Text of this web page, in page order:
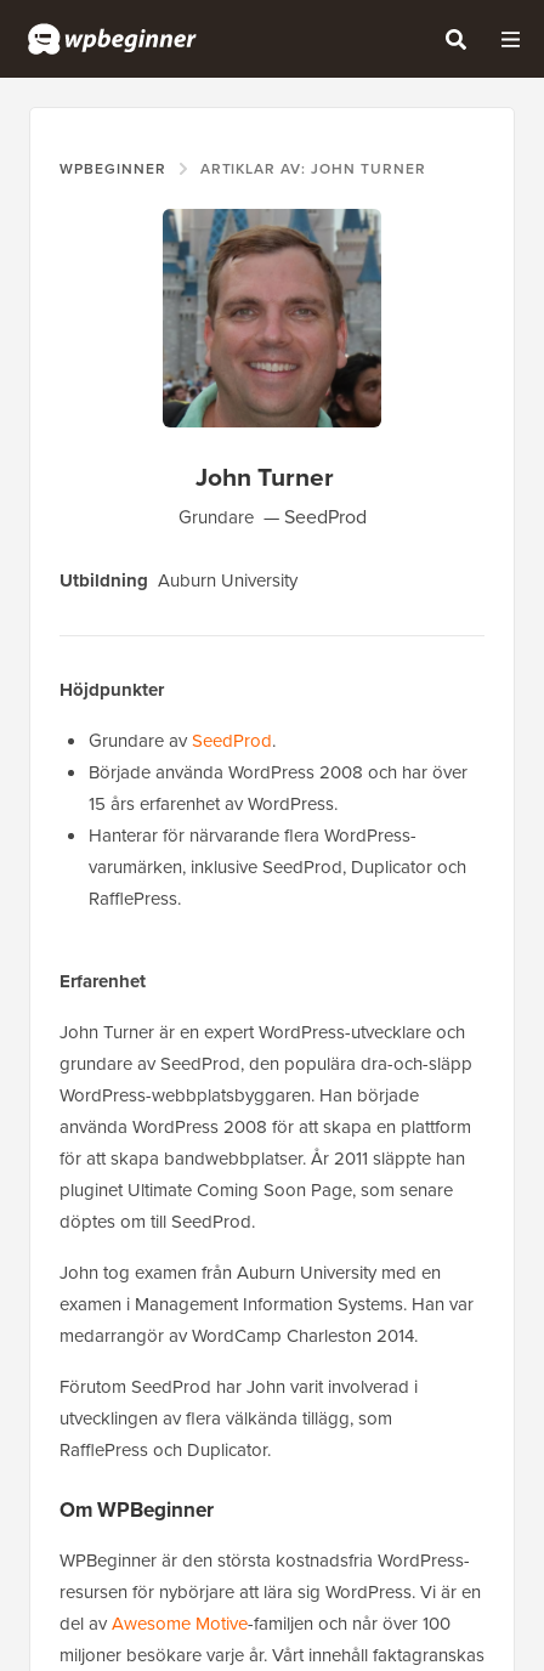
WPBEGINNER ARTIKLAR AV: JOHN TURNER
John Turner
Grundare SeedProd
Utbildning Auburn University
Höjdpunkter
Grundare avSeedProd.
Började använda WordPress 2008 och har över
15 års erfarenhet av WordPress.
Hanterar för närvarande flera WordPress-
varumärken, inklusive SeedProd, Duplicator och
RafflePress.
Erfarenhet
John Turner är en expert WordPress-utvecklare och
grundare av SeedProd, den populära dra-och-släpp
WordPress-webbplatsbyggaren. Han började
använda WordPress 2008 för att skapa en plattform
för att skapa bandwebbplatser. År 2011 släppte han
pluginet Ultimate Coming Soon Page, som senare
döptes om till SeedProd.
John tog examen från Auburn University med en
examen i Management Information Systems. Han var
medarrangör av WordCamp Charleston 2014.
Förutom SeedProd har John varit involverad i
utvecklingen av flera välkända tillägg, som
RafflePress och Duplicator.
Om WPBeginner
WPBeginner är den största kostnadsfria WordPress-
resursen för nybörjare att lära sig WordPress. Vi är en
del avAwesome Motive-familjen och når över 100
miljoner besökare varje år. Vårt innehåll faktagranskas